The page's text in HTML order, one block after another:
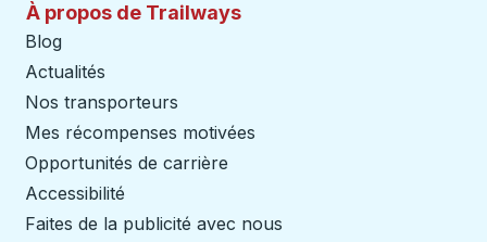
À propos de Trailways
Blog
Actualités
Nos transporteurs
Mes récompenses motivées
Opportunités de carrière
Accessibilité
Faites de la publicité avec nous